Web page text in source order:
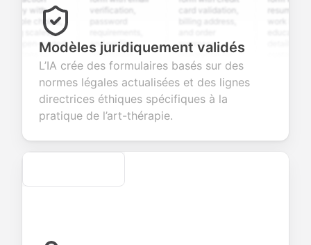
with
ended
or
verification,
and profile
information
fields for
seamless
account
creation.
card validation,
summary
integration for
smooth e-
commerce
transactions.
resume upload,
efficient
Modèles juridiquement validés
L’IA crée des formulaires basés sur des
normes légales actualisées et des lignes
directrices éthiques spécifiques à la
pratique de l’art-thérapie.
Secure